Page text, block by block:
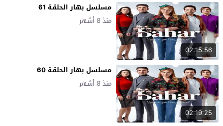
02:15:56
مسلسل بهار الحلقة 61
منذ 8 أشهر
02:19:25
مسلسل بهار الحلقة 60
منذ 8 أشهر